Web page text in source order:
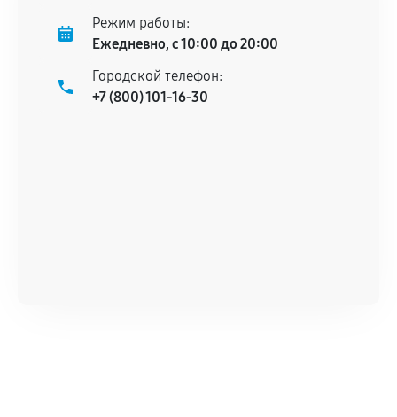
Несоответствие комплектующей заявленным
техническим характеристикам.
Документы для подтверждения
Режим работы:
Ежедневно, с 10:00 до 20:00
Городской телефон:
+7 (800) 101-16-30